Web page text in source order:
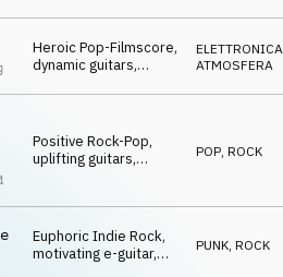
pads, motivating atmo
Heroic Pop-Filmscore,
dynamic guitars,
day
ELETTRONICA
ATMOSFERA
Positive Rock-Pop,
uplifting guitars,
POP ROCK
Euphoric Indie Rock,
motivating e-guitar,
PUNK, ROCK